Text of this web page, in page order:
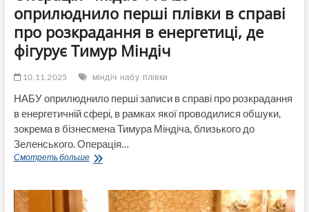
оприлюднило перші плівки в справі
про розкрадання в енергетиці, де
фігурує Тимур Міндіч
10.11.2025 міндіч набу плівки
НАБУ оприлюднило перші записи в справі про розкрадання
в енергетичній сфері, в рамках якої проводилися обшуки,
зокрема в бізнесмена Тимура Міндіча, близького до
Зеленського. Операція…
Смотреть большеОперація
оприлюднило